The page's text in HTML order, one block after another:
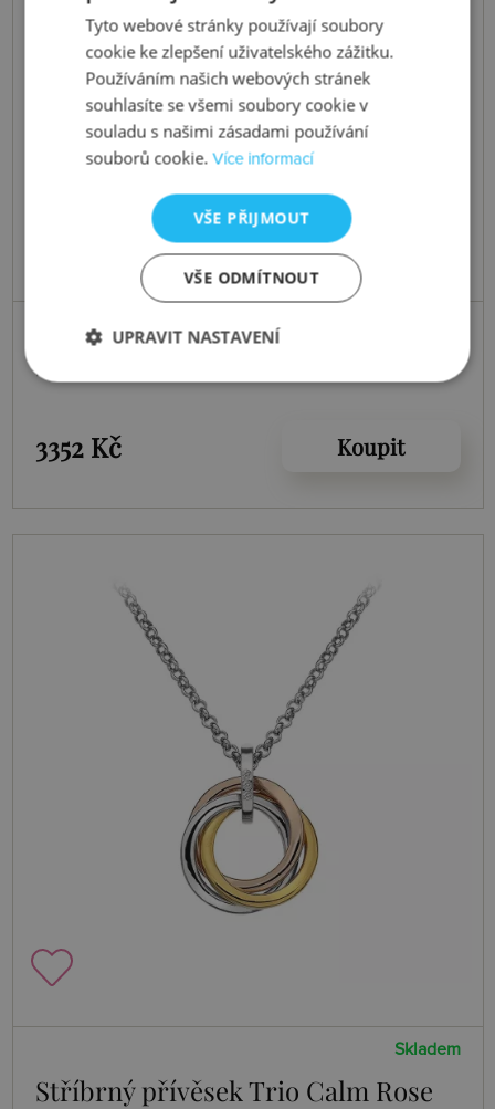
Stříbrné náušnice Trio Calm
3352 Kč Koupit
Skladem
Stříbrný přívěsek Trio Calm Rose
Tyto webové stránky používají soubory
cookie ke zlepšení uživatelského zážitku.
Používáním našich webových stránek
souhlasíte se všemi soubory cookie v
souladu s našimi zásadami používání
souborů cookie.Více informací
VŠE PŘIJMOUT
VŠE ODMÍTNOUT
UPRAVIT NASTAVENÍ